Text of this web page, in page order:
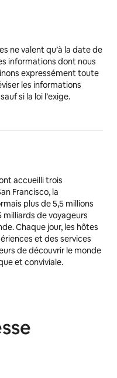
ne valent qu’à la date de
informations dont nous
expressément toute
les informations
si la loi l’exige.
accueilli trois
Francisco, la
plus de 5,5 millions
milliards de voyageurs
Chaque jour, les hôtes
et des services
de découvrir le monde
et conviviale.